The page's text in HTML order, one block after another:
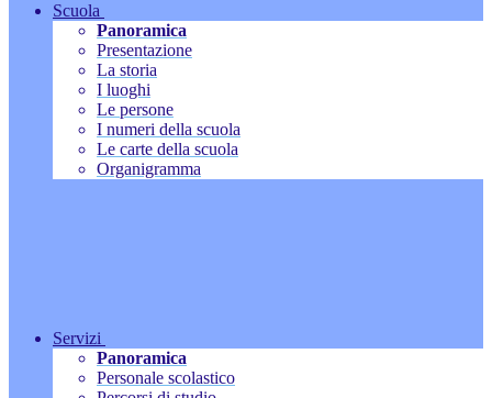
Scuola
Panoramica
Presentazione
La storia
I luoghi
Le persone
I numeri della scuola
Le carte della scuola
Organigramma
Servizi
Panoramica
Personale scolastico